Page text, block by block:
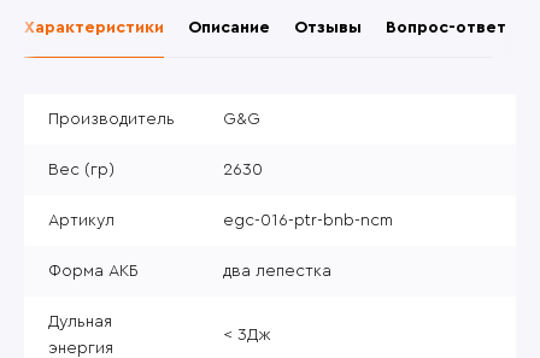
Характеристики Описание Отзывы Вопрос-ответ
Производитель G&G
Вес (гр) 2630
Артикул egc-016-ptr-bnb-ncm
Форма АКБ два лепестка
Дульная
энергия
< 3Дж